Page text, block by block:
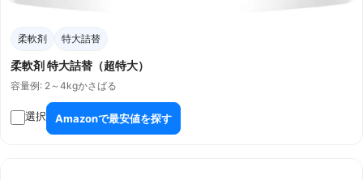
柔軟剤 特大詰替
柔軟剤 特大詰替（超特大）
容量例: 2～4kgかさばる
選択 Amazonで最安値を探す